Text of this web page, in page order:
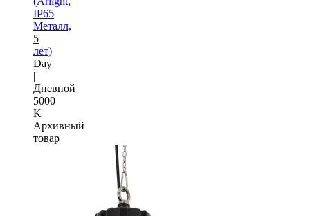
IP65
Металл,
5
лет)
Day
|
Дневной
5000
K
Архивный
товар